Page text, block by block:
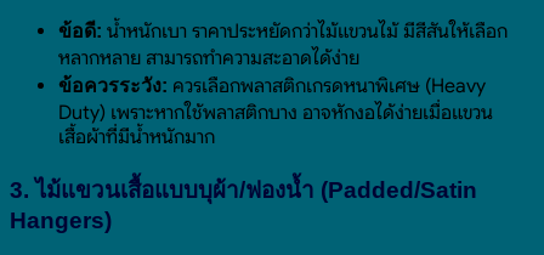
ข้อดี: น้ำหนักเบา ราคาประหยัดกว่าไม้แขวนไม้ มีสีสันให้เลือก
หลากหลาย สามารถทำความสะอาดได้ง่าย
ข้อควรระวัง: ควรเลือกพลาสติกเกรดหนาพิเศษ (Heavy
Duty) เพราะหากใช้พลาสติกบาง อาจหักงอได้ง่ายเมื่อแขวน
เสื้อผ้าที่มีน้ำหนักมาก
3. ไม้แขวนเสื้อแบบบุผ้า/ฟองน้ำ (Padded/Satin
Hangers)